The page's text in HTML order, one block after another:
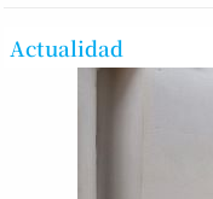
Actualidad